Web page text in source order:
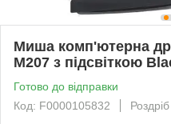
Миша комп'ютерна
M207 з підсвіткою
Готово до відправки
Код: F0000105832
Роздріб